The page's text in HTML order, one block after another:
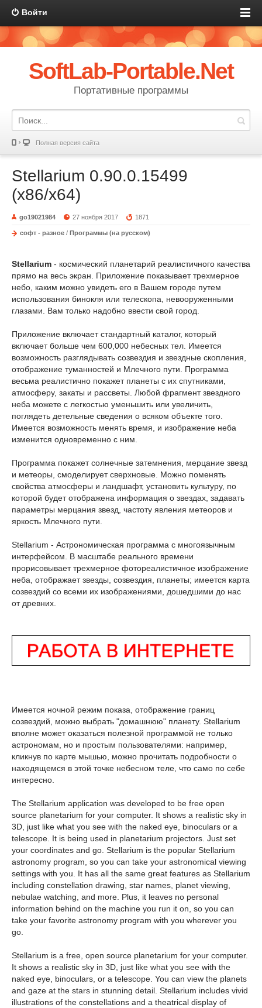
Войти
SoftLab-Portable.Net
Портативные программы
Полная версия сайта
Stellarium 0.90.0.15499
(x86/x64)
go19021984 27 ноября 2017 1871
софт - разное / Программы (на русском)
Stellarium - космический планетарий реалистичного качества
прямо на весь экран. Приложение показывает трехмерное
небо, каким можно увидеть его в Вашем городе путем
использования бинокля или телескопа, невооруженными
глазами. Вам только надобно ввести свой город.
Приложение включает стандартный каталог, который
включает больше чем 600,000 небесных тел. Имеется
возможность разглядывать созвездия и звездные скопления,
отображение туманностей и Млечного пути. Программа
весьма реалистично покажет планеты с их спутниками,
атмосферу, закаты и рассветы. Любой фрагмент звездного
неба можете с легкостью уменьшить или увеличить,
поглядеть детельные сведения о всяком объекте того.
Имеется возможность менять время, и изображение неба
изменится одновременно с ним.
Программа покажет солнечные затемнения, мерцание звезд
и метеоры, смоделирует сверхновые. Можно поменять
свойства атмосферы и ландшафт, установить культуру, по
которой будет отображена информация о звездах, задавать
параметры мерцания звезд, частоту явления метеоров и
яркость Млечного пути.
Stellarium - Астрономическая программа с многоязычным
интерфейсом. В масштабе реального времени
прорисовывает трехмерное фотореалистичное изображение
неба, отображает звезды, созвездия, планеты; имеется карта
созвездий со всеми их изображениями, дошедшими до нас
от древних.
Имеется ночной режим показа, отображение границ
созвездий, можно выбрать "домашнюю" планету. Stellarium
вполне может оказаться полезной программой не только
астрономам, но и простым пользователями: например,
кликнув по карте мышью, можно прочитать подробности о
находящемся в этой точке небесном теле, что само по себе
интересно.
The Stellarium application was developed to be free open
source planetarium for your computer. It shows a realistic sky in
3D, just like what you see with the naked eye, binoculars or a
telescope. It is being used in planetarium projectors. Just set
your coordinates and go. Stellarium is the popular Stellarium
astronomy program, so you can take your astronomical viewing
settings with you. It has all the same great features as Stellarium
including constellation drawing, star names, planet viewing,
nebulae watching, and more. Plus, it leaves no personal
information behind on the machine you run it on, so you can
take your favorite astronomy program with you wherever you
go.
Stellarium is a free, open source planetarium for your computer.
It shows a realistic sky in 3D, just like what you see with the
naked eye, binoculars, or a telescope. You can view the planets
and gaze at the stars in stunning detail. Stellarium includes vivid
illustrations of the constellations and a theatrical display of